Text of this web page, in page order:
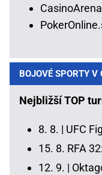
BOJOVÉ SPORTY
Nejbližší TOP
8. 8. | UFC
15. 8. RFA
12. 9. |